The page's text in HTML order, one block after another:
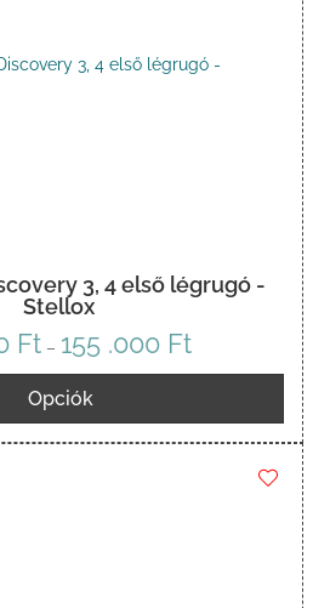
3, 4 első légrugó -
Stellox
Ft – 155 .000 FtÁrtartomány:
81
-
Opciók